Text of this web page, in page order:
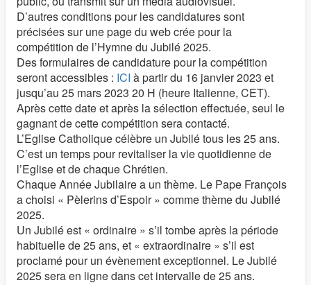
D’autres conditions pour les candidatures sont
précisées sur une page du web crée pour la
compétition de l’Hymne du Jubilé 2025.
Des formulaires de candidature pour la compétition
seront accessibles : ICI à partir du 16 janvier 2023 et
jusqu’au 25 mars 2023 20 H (heure Italienne, CET).
Après cette date et après la sélection effectuée, seul le
gagnant de cette compétition sera contacté.
L’Eglise Catholique célèbre un Jubilé tous les 25 ans.
C’est un temps pour revitaliser la vie quotidienne de
l’Eglise et de chaque Chrétien.
Chaque Année Jubilaire a un thème. Le Pape François
a choisi « Pèlerins d’Espoir » comme thème du Jubilé
2025.
Un Jubilé est « ordinaire » s’il tombe après la période
habituelle de 25 ans, et « extraordinaire » s’il est
proclamé pour un évènement exceptionnel. Le Jubilé
2025 sera en ligne dans cet intervalle de 25 ans.